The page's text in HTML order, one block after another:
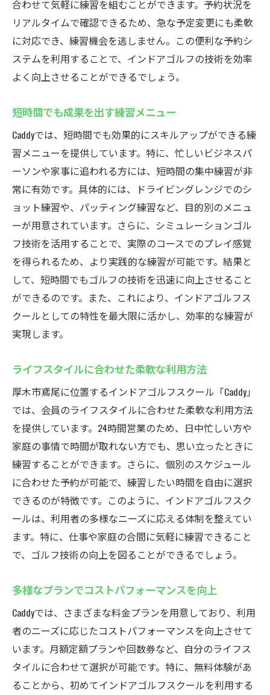
合わせて気軽に練習を組むことができます。予約状況を
リアルタイムで確認できるため、急な予定変更にも柔軟
に対応でき、練習機会を逃しません。この便利な予約シ
ステムを利用することで、インドアゴルフの技術を効率
よく向上させることができるでしょう。
短時間でも成果を出す練習メニュー
Caddyでは、短時間でも効果的にスキルアップができる練
習メニューを提供しています。特に、忙しいビジネスパ
ーソンや家事に追われる方には、短時間の集中練習が非
常に有効です。具体的には、ドライビングレンジでのシ
ョット練習や、パッティング練習など、目的別のメニュ
ーが用意されています。さらに、シミュレーションゴル
フ技術を活用することで、実際のコースでのプレイ感覚
を得られるため、より実践的な練習が可能です。結果と
して、短時間でもゴルフの技術を迅速に向上させること
ができるのです。また、これにより、インドアゴルフス
クールとしての特性を最大限に活かし、効率的な練習が
実現します。
ライフスタイルに合わせた柔軟な利用方法
厚木市鳶尾に位置するインドアゴルフスクール「Caddy」
では、会員のライフスタイルに合わせた柔軟な利用方法
を提供しています。24時間営業のため、日中忙しい方や
家庭の事情で時間が取れない方でも、思い立ったときに
練習することができます。さらに、個別のスケジュール
に合わせた予約が可能で、練習したい時間を自由に選択
できるのが特徴です。このように、インドアゴルフスク
ールは、利用者の多様なニーズに応える体制を整えてい
ます。特に、仕事や家庭の合間に気軽に練習できること
で、ゴルフ技術の向上を図ることができるでしょう。
多様なプランでコストパフォーマンスを向上
Caddyでは、さまざまな料金プランを用意しており、利用
者のニーズに応じたコストパフォーマンスを向上させて
います。月額定額プランや回数券など、自分のライフス
タイルに合わせて選択が可能です。特に、無料体験があ
ることから、初めてインドアゴルフスクールを利用する